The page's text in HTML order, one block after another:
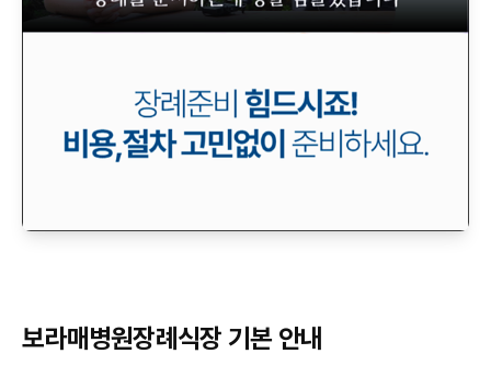
보라매병원장례식장 기본 안내